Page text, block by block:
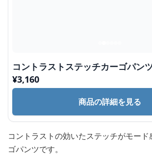
コントラストステッチカーゴパン
¥3,160
商品の詳細を見る
コントラストの効いたステッチがモー
ゴパンツです。